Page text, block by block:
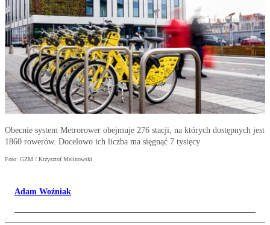
Obecnie system Metrorower obejmuje 276 stacji, na których dostępnych jest
1860 rowerów. Docelowo ich liczba ma sięgnąć 7 tysięcy
Foto: GZM / Krzysztof Malinowski
Adam Woźniak